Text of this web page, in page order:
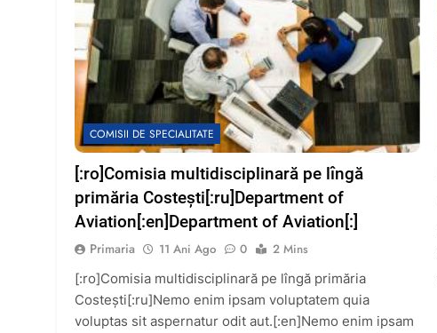
COMISII DE SPECIALITATE
[:ro]Comisia multidisciplinară pe lîngă
primăria Costești[:ru]Department of
Aviation[:en]Department of Aviation[:]
Primaria 11 Ani Ago 0
2 Mins
[:ro]Comisia multidisciplinară pe lîngă primăria
Costești[:ru]Nemo enim ipsam voluptatem quia
voluptas sit aspernatur odit aut.[:en]Nemo enim ipsam